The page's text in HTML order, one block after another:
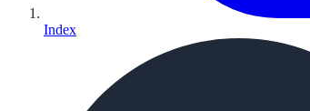
Index